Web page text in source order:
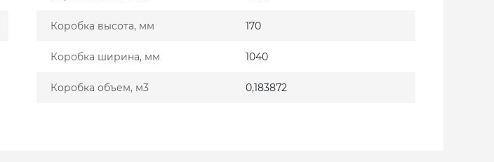
Коробка высота, мм 170
Коробка ширина, мм 1040
Коробка объем, м3 0,183872